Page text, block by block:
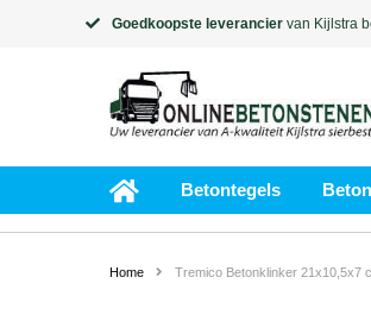
Goedkoopste leverancier van Kijlstra
Betontegels
Home Tremico Betonklinker 21x10,5x7